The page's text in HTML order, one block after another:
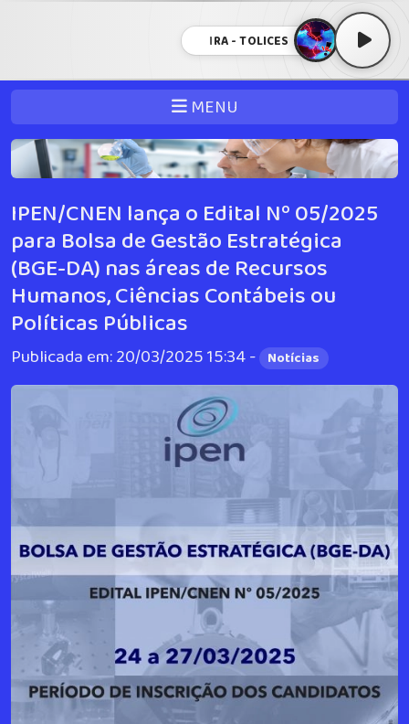
IRA - TOLICES
MENU
IPEN/CNEN lança o Edital Nº 05/2025
para Bolsa de Gestão Estratégica
(BGE-DA) nas áreas de Recursos
Humanos, Ciências Contábeis ou
Políticas Públicas
Publicada em: 20/03/2025 15:34 - Notícias